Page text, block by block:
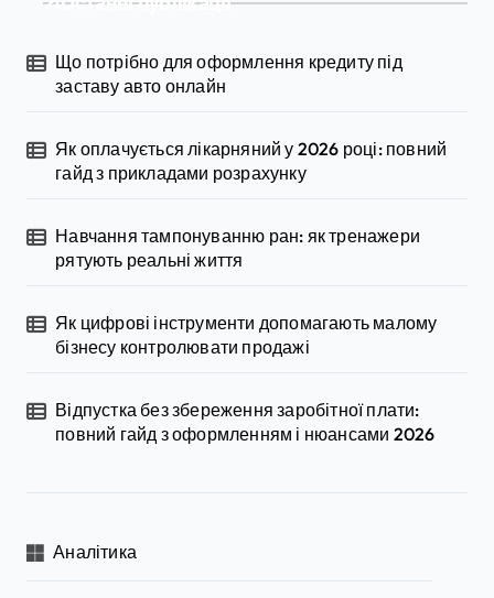
Що потрібно для оформлення кредиту під
заставу авто онлайн
Як оплачується лікарняний у 2026 році: повний
гайд з прикладами розрахунку
Навчання тампонуванню ран: як тренажери
рятують реальні життя
Як цифрові інструменти допомагають малому
бізнесу контролювати продажі
Відпустка без збереження заробітної плати:
повний гайд з оформленням і нюансами 2026
Аналітика